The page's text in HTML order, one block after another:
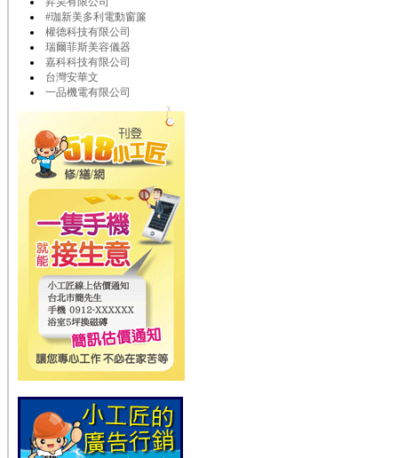
#珈新美多利電動窗簾
權德科技有限公司
瑞爾菲斯美容儀器
嘉科科技有限公司
台灣安華文
一品機電有限公司